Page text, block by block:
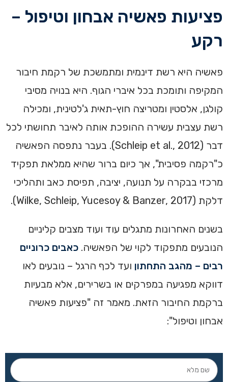
פציעות פאשיה אבחון וטיפול –
רקע
פאשיה היא רשת דינמית ומתמשכת של רקמת חיבור
המקיפה ותומכת בכל איברי הגוף. היא בנויה מסיבי
קולגן, אלסטין ומטריצה חוץ-תאית ג'לטינית, ומכילה
רשת עצבית עשירה ההופכת אותה לאיבר תחושתי לכל
דבר (Schleip et al., 2012). בעבר נתפסה הפאשיה
כ"רקמה פסיבית", אך כיום ברור שהיא ממלאת תפקיד
מרכזי בבקרה על תנועה, יציבה, תפיסת כאב ותהליכי
דלקת (Wilke, Schleip, Yucesoy & Banzer, 2017).
בשנים האחרונות מתגלים עוד ועוד מצבים קליניים
הנובעים מתפקוד לקוי של הפאשיה. כאבים כרוניים
רבים – מהגב התחתון ועד לכף הרגל – נובעים לאו
דווקא מפגיעה במפרקים או בשרירים, אלא מבעיות
ברקמת החיבור הזאת. מאמר זה "פציעות פאשיה
אבחון וטיפול":